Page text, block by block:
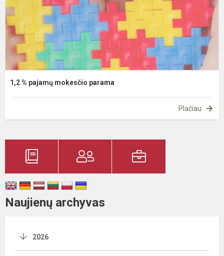
1,2 % pajamų mokesčio parama
Plačiau
Naujienų archyvas
2026